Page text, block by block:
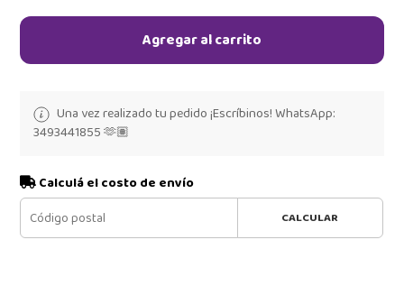
Agregar al carrito
Una vez realizado tu pedido ¡Escríbinos! WhatsApp:
3493441855 🫶🏽
Calculá el costo de envío
CALCULAR